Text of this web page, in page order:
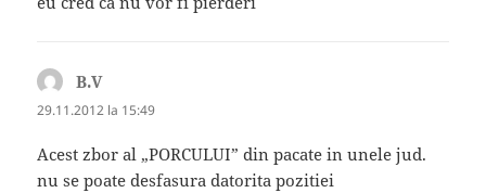
B.Vspune:
29.11.2012 la 15:49
Acest zbor al „PORCULUI” din pacate in unele jud.
nu se poate desfasura datorita pozitiei